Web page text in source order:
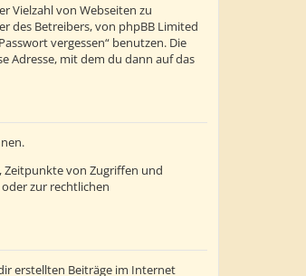
Vielzahl von Webseiten zu
des Betreibers, von phpBB Limited
vergessen“ benutzen. Die
Adresse, mit dem du dann auf das
Zeitpunkte von Zugriffen und
zur rechtlichen
erstellten Beiträge im Internet